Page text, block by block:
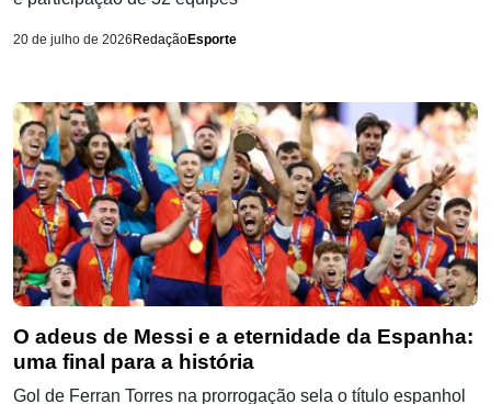
20 de julho de 2026 RedaçãoEsporte
O adeus de Messi e a eternidade da Espanha:
uma final para a história
Gol de Ferran Torres na prorrogação sela o título espanhol